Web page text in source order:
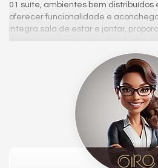
01 suíte, ambientes bem distribuídos
oferecer funcionalidade e
integra sala de estar e jantar,
agradável para receber familiares e
sacada com churrasqueira à carvão
lazer ainda mais especiais. A
serviço garantem praticidade à
agrega mais conforto e bem-estar
com 01 vaga de garagem privativa.
privilegiada, próximo à praia,
apartamento reúne sofisticação,
potencial de valorização.
Conheça o Apartamento: